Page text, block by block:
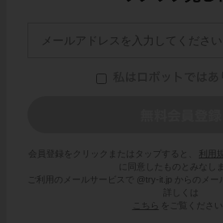
会員登録をクリックまたはタップすると、
利用
に同意したものとみなし
ご利用のメールサービスで @try-it.jp からのメー
詳しくは
こちら
をご覧ください